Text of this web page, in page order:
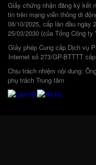
Giấy chứng nhận đăng ký kết
tin trên mạng viễn thông di
06/10/2025, cấp lần đầu ngày
25/03/2030 (của Tổng Công
Giấy phép Cung cấp Dịch vụ
Internet số 273/GP-BTTTT
Chịu trách nhiệm nội dung:
phụ trách Trung tâm